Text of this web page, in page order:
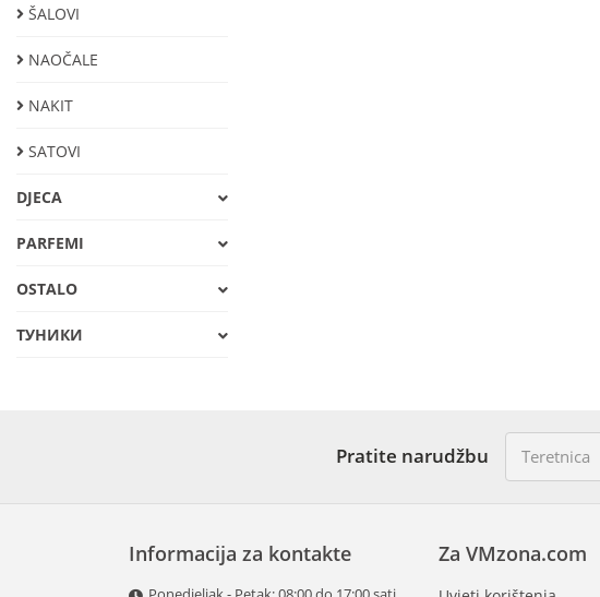
ŠALOVI
NAOČALE
NAKIT
SATOVI
DJECA
PARFEMI
OSTALO
ТУНИКИ
Pratite narudžbu
Informacija za kontakte Za VMzona.com